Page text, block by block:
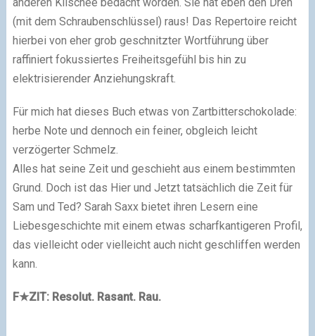
(mit dem Schraubenschlüssel) raus! Das Repertoire reicht
hierbei von eher grob geschnitzter Wortführung über
raffiniert fokussiertes Freiheitsgefühl bis hin zu
elektrisierender Anziehungskraft.
Für mich hat dieses Buch etwas von Zartbitterschokolade:
herbe Note und dennoch ein feiner, obgleich leicht
verzögerter Schmelz.
Alles hat seine Zeit und geschieht aus einem bestimmten
Grund. Doch ist das Hier und Jetzt tatsächlich die Zeit für
Sam und Ted? Sarah Saxx bietet ihren Lesern eine
Liebesgeschichte mit einem etwas scharfkantigeren Profil,
das vielleicht oder vielleicht auch nicht geschliffen werden
kann.
F★ZIT: Resolut. Rasant. Rau.